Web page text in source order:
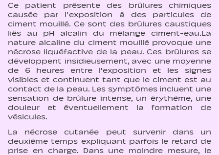
Ce patient présente des brûlures chimiques
causée par l'exposition à des particules de
ciment mouillé. Ce sont des brûlures caustiques
liés au pH alcalin du mélange ciment-eau.La
nature alcaline du ciment mouillé provoque une
nécrose liquéfactive de la peau. Ces brûlures se
développent insidieusement, avec une moyenne
de 6 heures entre l'exposition et les signes
visibles et continuent tant que le ciment est au
contact de la peau. Les symptômes incluent une
sensation de brûlure intense, un érythème, une
douleur et éventuellement la formation de
vésicules.
La nécrose cutanée peut survenir dans un
deuxième temps expliquant parfois le retard de
prise en charge. Dans une moindre mesure, le